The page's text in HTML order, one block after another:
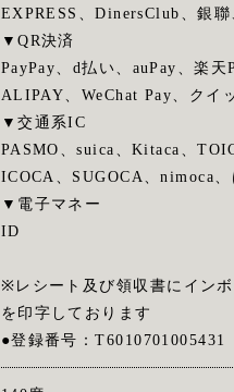
EXPRESS、DinersClub、銀
▼QR決済
PayPay、d払い、auPay、楽天
ALIPAY、WeChat Pay、クイ
▼交通系IC
PASMO、suica、Kitaca、
ICOCA、SUGOCA、nimoca、
▼電子マネー
ID
※レシート及び領収書にイン
を印字しております
●登録番号：T6010701005431